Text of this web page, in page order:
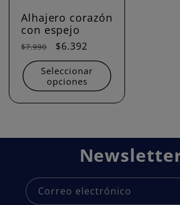
Alhajero corazón
con espejo
Precio
habitual
$7.990
Precio
de
oferta
$6.392
Seleccionar
opciones
Correo electrónico